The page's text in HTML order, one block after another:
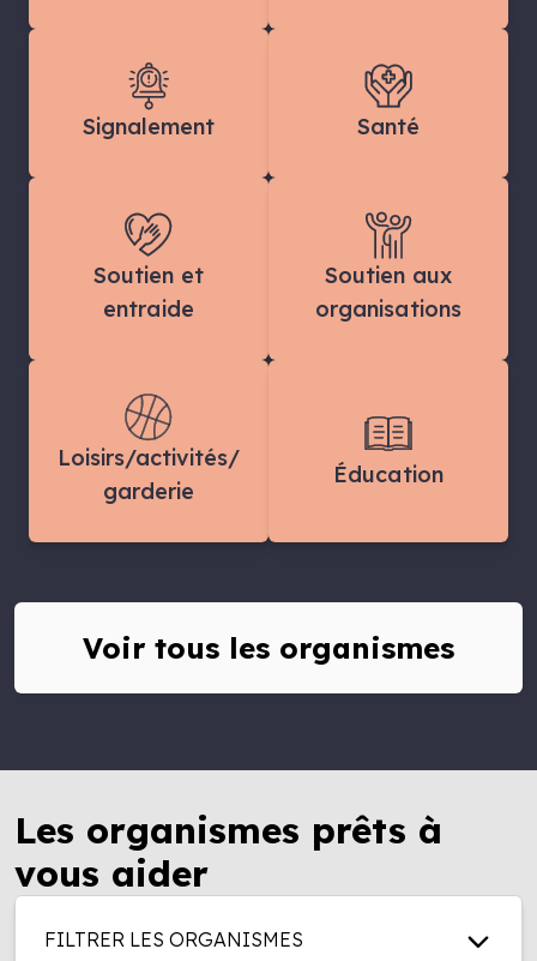
Signalement Santé
Soutien et
entraide
Soutien aux
organisations
Loisirs/activités/
garderie
Éducation
Voir tous les organismes
Les organismes prêts à
vous aider
FILTRER LES ORGANISMES